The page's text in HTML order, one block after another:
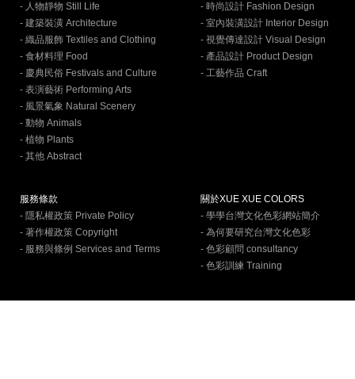
- 人物靜物 Still Life
- 建築裝潢 Architecture
- 織品服飾 Textiles and Clothing
- 食材料理 Food
- 慶典民俗 Festivals and Culture
- 表演藝術 Performing Arts
- 風景氣象 Natural Scenery
- 動物 Animals
- 植物 Plants
- 其他 Abstract
- 時尚設計 Fashion Design
- 室內裝潢設計 Interior Design
- 視覺傳達設計 Visual Design
- 產品設計 Product Design
- 工藝作品 Craft
服務條款
- 隱私權政策 Private Policy
- 著作權政策 Copyright
- 服務與條例 Services and Terms
關於XUE XUE COLORS
- 學學台灣文化色彩網站簡介
- 為何要研究台灣文化色彩
- 色彩顧問 consultancy
- 色彩訓練 Training